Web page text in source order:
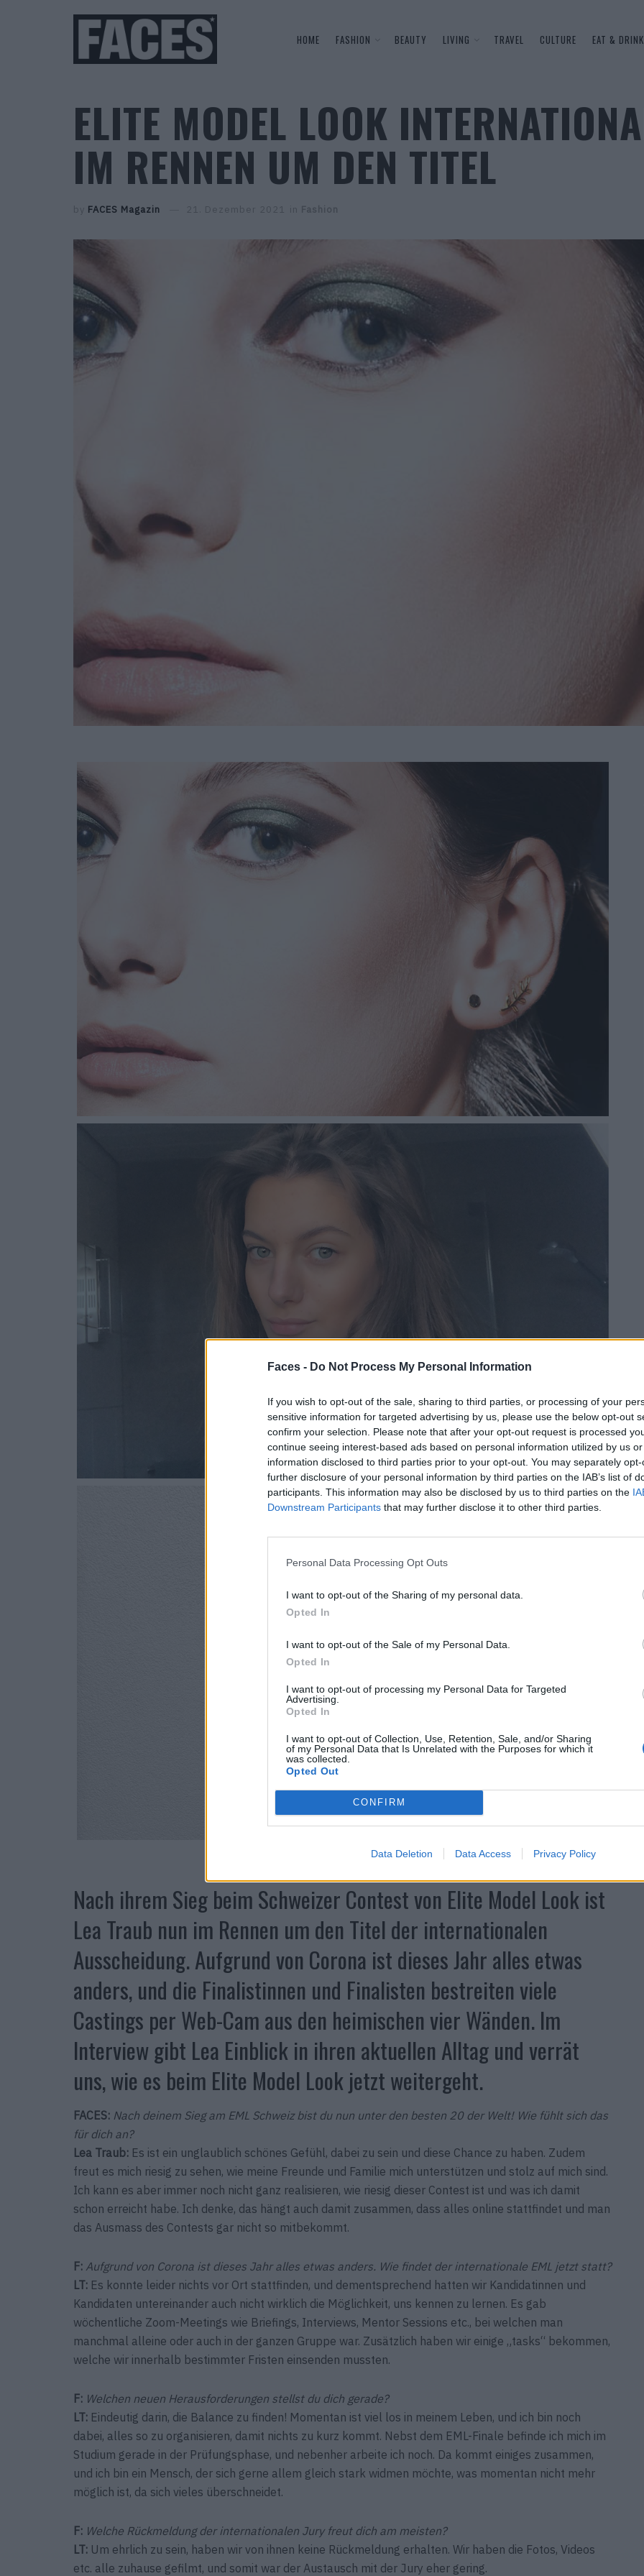
Faces - Do Not Process My Personal Information
If you wish to opt-out of the sale, sharing to third parties, or processing of your
sensitive information for targeted advertising by us, please use the below opt-out
confirm your selection. Please note that after your opt-out request is processed
continue seeing interest-based ads based on personal information utilized by us
information disclosed to third parties prior to your opt-out. You may separately
further disclosure of your personal information by third parties on the IAB’s list of
participants. This information may also be disclosed by us to third parties on the
Downstream Participants that may further disclose it to other third parties.
Personal Data Processing Opt Outs
I want to opt-out of the Sharing of my personal data.
Opted In
I want to opt-out of the Sale of my Personal Data.
Opted In
I want to opt-out of processing my Personal Data for Targeted
Advertising.
Opted In
I want to opt-out of Collection, Use, Retention, Sale, and/or Sharing
of my Personal Data that Is Unrelated with the Purposes for which it
was collected.
Opted Out
CONFIRM
Data Deletion Data Access Privacy Policy
HOME FASHION BEAUTY LIVING TRAVEL CULTURE EAT & DRINK
ELITE MODEL LOOK
IM RENNEN UM DEN TITEL
by FACES Magazin 21. Dezember 2021 in Fashion
Nach ihrem Sieg beim Schweizer Contest von Elite Model Look ist
Lea Traub nun im Rennen um den Titel der internationalen
Ausscheidung. Aufgrund von Corona ist dieses Jahr alles etwas
anders, und die Finalistinnen und Finalisten bestreiten viele
Castings per Web-Cam aus den heimischen vier Wänden. Im
Interview gibt Lea Einblick in ihren aktuellen Alltag und verrät
uns, wie es beim Elite Model Look jetzt weitergeht.
FACES: Nach deinem Sieg am EML Schweiz bist du nun unter den besten 20 der Welt! Wie fühlt sich das
für dich an?
Lea Traub: Es ist ein unglaublich schönes Gefühl, dabei zu sein und diese Chance zu haben. Zudem
freut es mich riesig zu sehen, wie meine Freunde und Familie mich unterstützen und stolz auf mich sind.
Ich kann es aber immer noch nicht ganz realisieren, wie riesig dieser Contest ist und was ich damit
schon erreicht habe. Ich denke, das hängt auch damit zusammen, dass alles online stattfindet und man
das Ausmass des Contests gar nicht so mitbekommt.
F: Aufgrund von Corona ist dieses Jahr alles etwas anders. Wie findet der internationale EML jetzt statt?
LT: Es konnte leider nichts vor Ort stattfinden, und dementsprechend hatten wir Kandidatinnen und
Kandidaten untereinander auch nicht wirklich die Möglichkeit, uns kennen zu lernen. Es gab
wöchentliche Zoom-Meetings wie Briefings, Interviews, Mentor Sessions etc., bei welchen man
manchmal alleine oder auch in der ganzen Gruppe war. Zusätzlich haben wir einige „tasks“ bekommen,
welche wir innerhalb bestimmter Fristen einsenden mussten.
F: Welchen neuen Herausforderungen stellst du dich gerade?
LT: Eindeutig darin, die Balance zu finden! Momentan ist viel los in meinem Leben, und ich bin noch
dabei, alles so zu organisieren, damit nichts zu kurz kommt. Nebst dem EML-Finale befinde ich mich im
Studium gerade in der Prüfungsphase, und nebenher arbeite ich noch. Da kommt einiges zusammen,
und ich bin ein Mensch, der sich gerne allem gleich stark widmen möchte, was momentan nicht mehr
möglich ist, da sich vieles überschneidet.
F: Welche Rückmeldung der internationalen Jury freut dich am meisten?
LT: Um ehrlich zu sein, haben wir von ihnen keine Rückmeldung erhalten. Wir haben die Fotos, Videos
etc. alle zuhause gefilmt, und somit war der Austausch mit der Jury eher gering.